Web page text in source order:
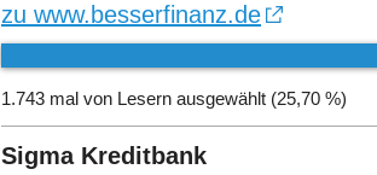
zu www.besserfinanz.de
1.743 mal von Lesern ausgewählt (25,70 %)
Sigma Kreditbank